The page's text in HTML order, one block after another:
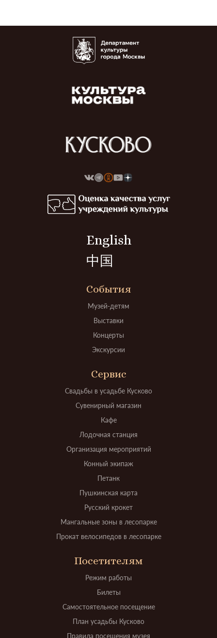
English
中国
События
Музей-детям
Выставки
Концерты
Экскурсии
Сервис
Свадьбы в усадьбе Кусково
Сувенирный магазин
Кафе
Лодочная станция
Организация мероприятий
Конный экипаж
Петанк
Пушкинская карта
Русский крокет
Мангальные зоны в лесопарке
Прокат велосипедов в лесопарке
Посетителям
Режим работы
Билеты
Самостоятельное посещение
План усадьбы Кусково
Правила посещения музея